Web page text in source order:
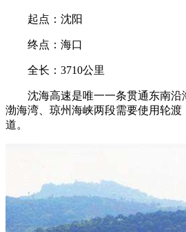
起点：沈阳
终点：海口
全长：3710公里
沈海高速是唯一一条贯通东南沿
渤海湾、琼州海峡两段需要使用轮渡
道。